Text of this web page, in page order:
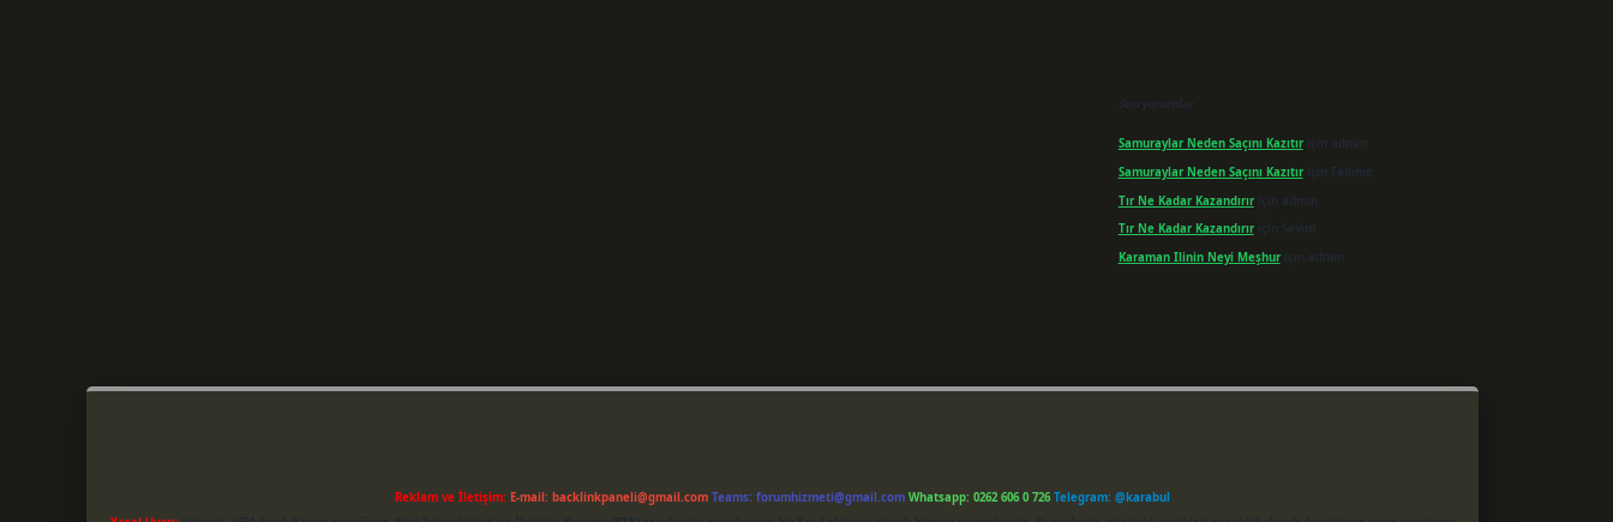
Son yorumlar
Samuraylar Neden Saçını Kazıtıriçin admin
Samuraylar Neden Saçını Kazıtıriçin Fadime
Tır Ne Kadar Kazandırıriçin admin
Tır Ne Kadar Kazandırıriçin Sevim
Karaman Ilinin Neyi Meşhuriçin admin
Reklam ve İletişim: E-mail: backlinkpaneli@gmail.com Teams: forumhizmeti@gmail.com Whatsapp: 0262 606 0 726 Telegram: @karabul